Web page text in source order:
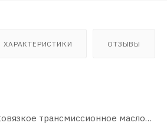
ХАРАКТЕРИСТИКИ ОТЗЫВЫ
трансмиссионное масло